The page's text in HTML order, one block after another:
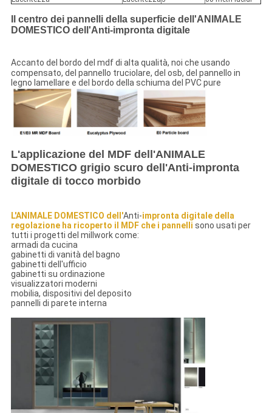
Il centro dei pannelli della superficie dell'ANIMALE
DOMESTICO dell'Anti-impronta digitale
Accanto del bordo del mdf di alta qualità, noi che usando
compensato, del pannello truciolare, del osb, del pannello in
legno lamellare e del bordo della schiuma del PVC pure
L'applicazione del MDF dell'ANIMALE
DOMESTICO grigio scuro dell'Anti-impronta
digitale di tocco morbido
L'ANIMALE DOMESTICO dell'Anti-impronta digitale della
regolazione ha ricoperto il MDF che i pannelli sono usati per
tutti i progetti del millwork come:
armadi da cucina
gabinetti di vanità del bagno
gabinetti dell'ufficio
gabinetti su ordinazione
visualizzatori moderni
mobilia, dispositivi del deposito
pannelli di parete interna